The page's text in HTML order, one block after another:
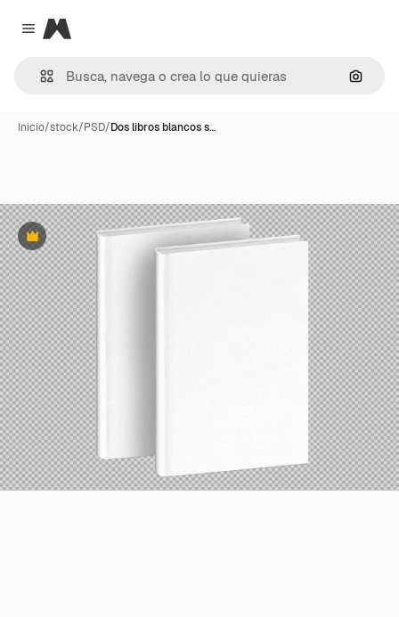
Close menu
Magnific
Inicio/stock/PSD/Dos libros blancos s…
Premium